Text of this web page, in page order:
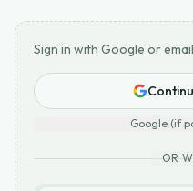
Sign in with Google or
Google (if
OR